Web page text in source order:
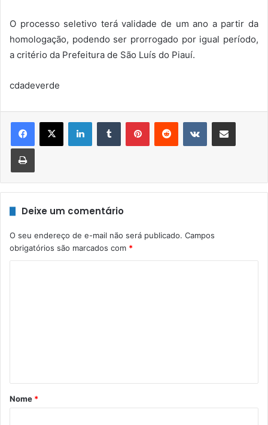
O processo seletivo terá validade de um ano a partir da
homologação, podendo ser prorrogado por igual período,
a critério da Prefeitura de São Luís do Piauí.
cdadeverde
LinkedinTumblr PinterestReddit VK Compartilhar via e-mail
Imprimir
Deixe um comentário
O seu endereço de e-mail não será publicado. Campos
obrigatórios são marcados com *
rNome *